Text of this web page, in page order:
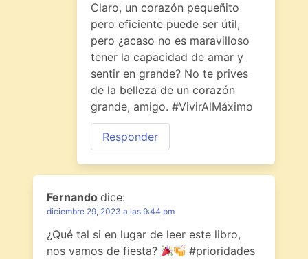
Claro, un corazón pequeñito
pero eficiente puede ser útil,
pero ¿acaso no es maravilloso
tener la capacidad de amar y
sentir en grande? No te prives
de la belleza de un corazón
grande, amigo. #VivirAlMáximo
Responder
Fernando dice:
diciembre 29, 2023 a las 9:44 pm
¿Qué tal si en lugar de leer este libro,
nos vamos de fiesta?
#prioridades